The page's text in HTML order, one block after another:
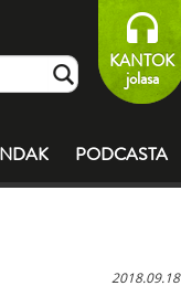
KANTOK
jolasa
PODCASTA
2018.09.18